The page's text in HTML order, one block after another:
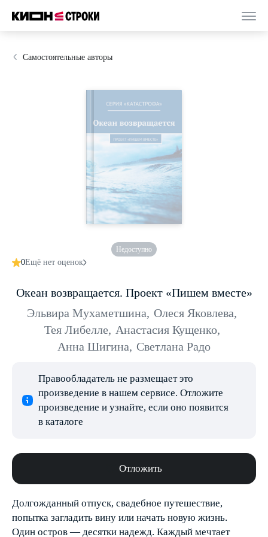
Самостоятельные авторы
Недоступно
0Ещё нет оценок
Океан возвращается. Проект «Пишем вместе»
Эльвира Мухаметшина, Олеся Яковлева,
Тея Либелле, Анастасия Кущенко,
Анна Шигина, Светлана Радо
Правообладатель не размещает это
произведение в нашем сервисе. Отложите
произведение и узнайте, если оно появится
в каталоге
Отложить
Долгожданный отпуск, свадебное путешествие,
попытка загладить вину или начать новую жизнь.
Один остров — десятки надежд. Каждый мечтает